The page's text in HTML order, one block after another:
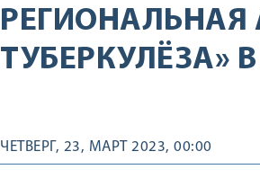
РЕГИОНАЛЬНАЯ
ТУБЕРКУЛЁЗА»
ЧЕТВЕРГ, 23, МАРТ 2023, 00:00